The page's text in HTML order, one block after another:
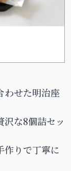
わせた明治座
な8個詰セッ
作りで丁寧に